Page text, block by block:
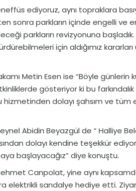
ediyoruz, aynı topraklara
sonra parkların içinde engelli ve
parkların revizyonuna başladık.
için aldığımız
Metin Esen ise “Böyle günlerin
gösteriyor ki bu
hizmetinden dolayı şahsım ve tüm
Abidin Beyazgül de “ Halliye
dolayı kendine teşekkür
başlayacağız” diye konuştu.
Canpolat, yine aynı
elektrikli sandalye hediye etti.